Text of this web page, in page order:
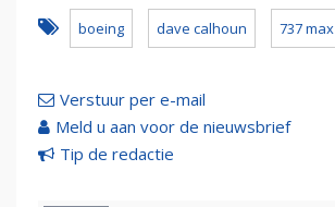
boeing dave calhoun 737 max
Verstuur per e-mail
Meld u aan voor de nieuwsbrief
Tip de redactie